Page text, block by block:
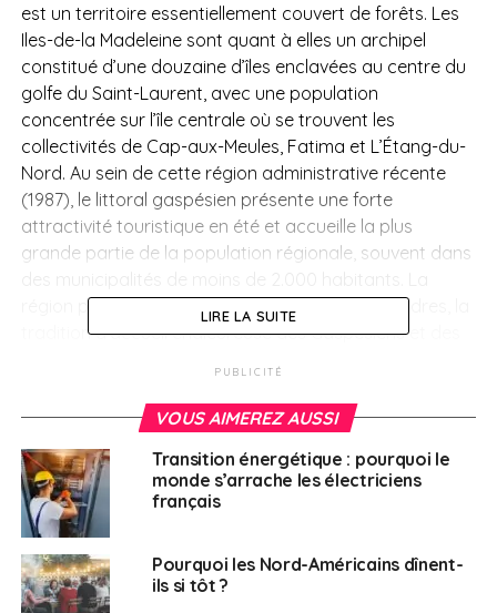
est un territoire essentiellement couvert de forêts. Les
Iles-de-la Madeleine sont quant à elles un archipel
constitué d’une douzaine d’îles enclavées au centre du
golfe du Saint-Laurent, avec une population
concentrée sur l’île centrale où se trouvent les
collectivités de Cap-aux-Meules, Fatima et L’Étang-du-
Nord. Au sein de cette région administrative récente
(1987), le littoral gaspésien présente une forte
attractivité touristique en été et accueille la plus
grande partie de la population régionale, souvent dans
région possède un autre atout, et non des moindres, la
tradition d’accueil chaleureuse des Gaspésiens et des
municipalité des Îles de-la-Madeleine représentent
ensemble près de 30% de la population régionale. Au
plan administratif, la région de la Gaspésie–Îles-de-la-
Madeleine est organisée en six municipalités régionales
de comté (MRC) et territoires équivalents (TE).
> Repères
LIRE LA SUITE
PUBLICITÉ
VOUS AIMEREZ AUSSI
Transition énergétique : pourquoi le
monde s’arrache les électriciens
français
Pourquoi les Nord-Américains dînent-
ils si tôt ?